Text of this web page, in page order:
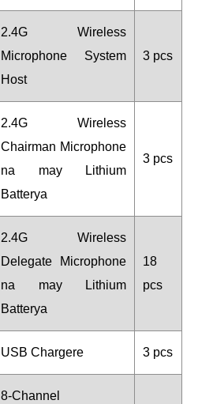
2.4G Wireless
Microphone System
Host
3 pcs
2.4G Wireless
Chairman Microphone
na may Lithium
Batterya
3 pcs
2.4G Wireless
Delegate Microphone
na may Lithium
Batterya
18
pcs
USB Chargere 3 pcs
8-Channel